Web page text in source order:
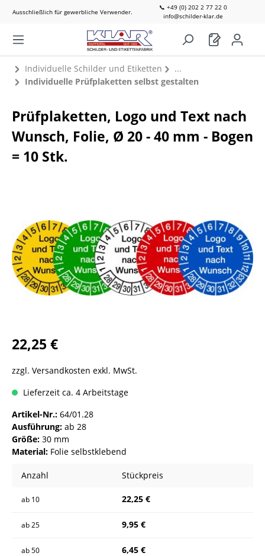
Ausschließlich für gewerbliche Verwender.
📞 +49 (0) 202 2 77 22 0
info@schilder-klar.de
Individuelle Schilder und Etiketten
Individuelle Prüfplaketten selbst gestalten
Prüfplaketten, Logo und Text nach
Wunsch, Folie, Ø 20 - 40 mm - Bogen
= 10 Stk.
22,25 €
zzgl. Versandkosten exkl. MwSt.
Lieferzeit ca. 4 Arbeitstage
Artikel-Nr.: 64/01.28
Ausführung: ab 28
Größe: 30 mm
Material: Folie selbstklebend
Anzahl Stückpreis
ab 10 22,25 €
ab25 9,95 €
ab50 6,45 €